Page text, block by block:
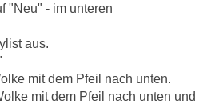
"Neu" - im unteren
aus.
mit dem Pfeil nach unten.
mit dem Pfeil nach unten und